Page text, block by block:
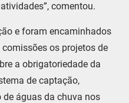
comentou.
e foram encaminhados
os projetos de
a obrigatoriedade da
de captação,
águas da chuva nos